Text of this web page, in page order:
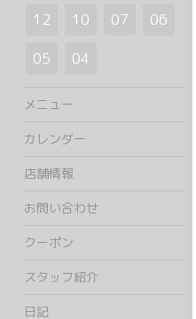
12 10 07
06
05
04
メニュー
カレンダー
店舗情報
お問い合わせ
クーポン
スタッフ紹介
日記